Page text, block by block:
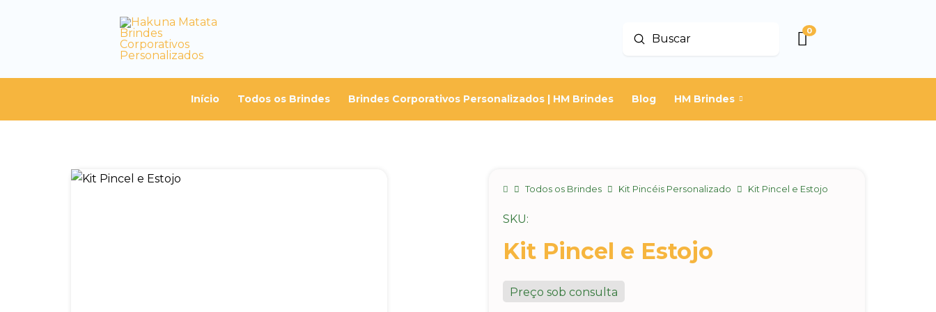
Buscar
Enviar
0
Início Todos os Brindes Brindes Corporativos Personalizados | HM Brindes Blog HM Brindes
HomeTodos os Brindes Kit Pincéis Personalizado Kit Pincel e Estojo
SKU:
Kit Pincel e Estojo
Preço sob consulta